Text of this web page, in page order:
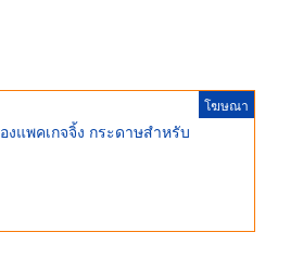
โฆษณา
แพคเกจจิ้ง กระดาษสำหรับ